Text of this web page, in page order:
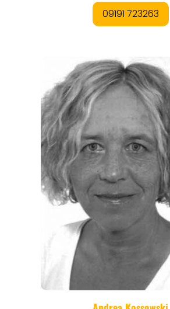
ORTE
EVENTS
REISEFÜHRER
REISEMAGAZINE
THEMEN
ANGEBOTE